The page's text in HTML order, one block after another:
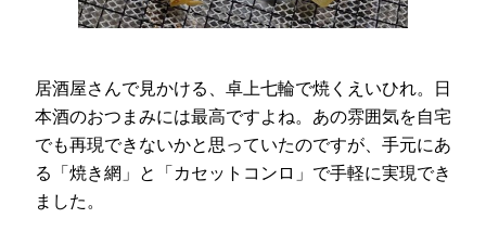
居酒屋さんで見かける、卓上七輪で焼くえいひれ。日
本酒のおつまみには最高ですよね。あの雰囲気を自宅
でも再現できないかと思っていたのですが、手元にあ
る「焼き網」と「カセットコンロ」で手軽に実現でき
ました。